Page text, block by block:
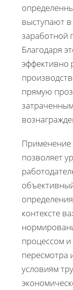
выступают в
заработной
Благодаря
эффективно
прямую
Применение
позволяет
контексте
процессом и
пересмотра
условиям